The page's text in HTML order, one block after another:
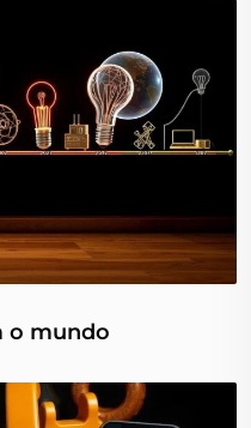
o mundo